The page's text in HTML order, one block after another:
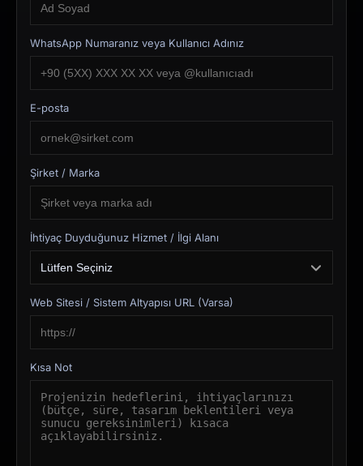
WhatsApp Numaranız veya Kullanıcı Adınız
E-posta
Şirket / Marka
İhtiyaç Duyduğunuz Hizmet / İlgi Alanı
Web Sitesi / Sistem Altyapısı URL (Varsa)
Kısa Not